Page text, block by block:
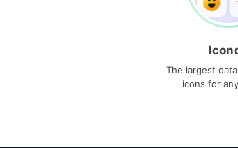
The largest
icons for